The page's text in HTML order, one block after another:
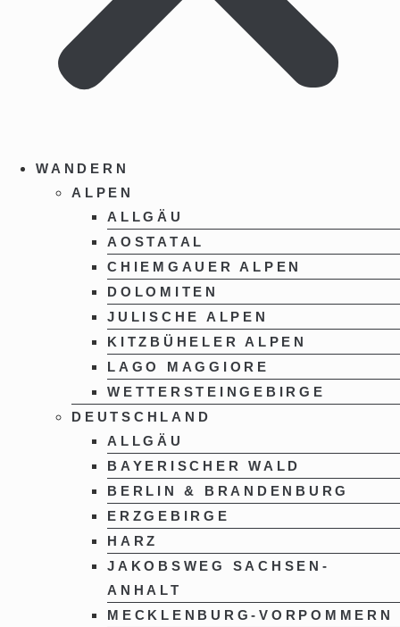
WANDERN
ALPEN
ALLGÄU
AOSTATAL
CHIEMGAUER ALPEN
DOLOMITEN
JULISCHE ALPEN
KITZBÜHELER ALPEN
LAGO MAGGIORE
WETTERSTEINGEBIRGE
DEUTSCHLAND
ALLGÄU
BAYERISCHER WALD
BERLIN & BRANDENBURG
ERZGEBIRGE
HARZ
JAKOBSWEG SACHSEN-
ANHALT
MECKLENBURG-VORPOMMERN